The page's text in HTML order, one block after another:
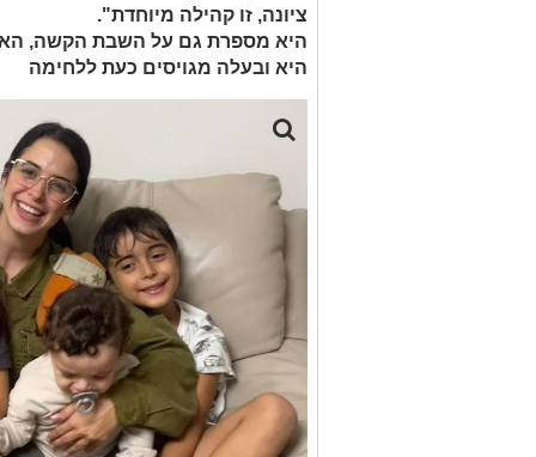
ציונה, זו קהילה מיוחדת".
היא מספרת גם על השבת הקשה,
היא ובעלה מגויסים כעת ללחימה